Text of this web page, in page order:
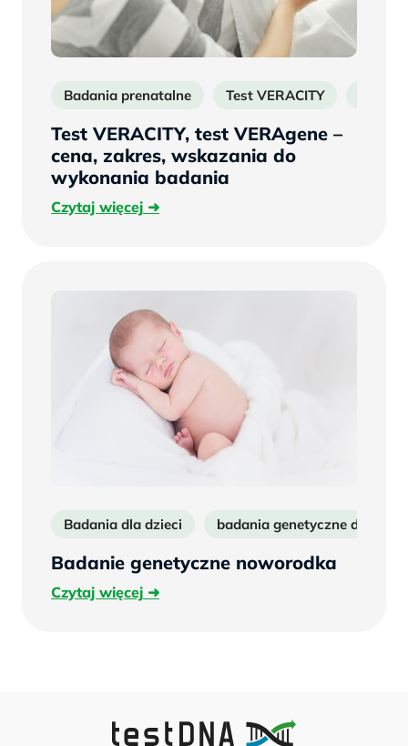
Badania prenatalne Test VERACITY
Test VERACITY, test VERAgene –
cena, zakres, wskazania do
wykonania badania
Czytaj więcejCzytaj
Badania dla dzieci badania genetyczne dziecka
Badanie genetyczne noworodka
Czytaj więcejCzytaj